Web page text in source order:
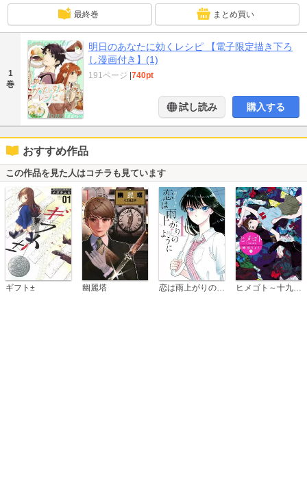
最終巻 まとめ買い
1
巻
明日のあなたに効くレシピ 【電子限定描き下ろ
し漫画付き】(1)
191ページ 740pt
試し読み 購入する
おすすめ作品
この作品を見た人はコチラも見ています
ギフト± 幽麗塔 恋は雨上がりのように ヒメゴト～十九歳の制服～